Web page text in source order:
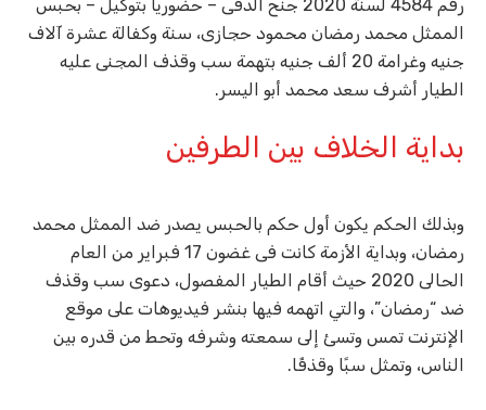
رقم 4584 لسنة 2020 جنح الدقى – حضوريا بتوكيل – بحبس
الممثل محمد رمضان محمود حجازى، سنة وكفالة عشرة آلاف
جنيه وغرامة 20 ألف جنيه بتهمة سب وقذف المجنى عليه
الطيار أشرف سعد محمد أبو اليسر.
بداية الخلاف بين الطرفين
وبذلك الحكم يكون أول حكم بالحبس يصدر ضد الممثل محمد
رمضان، وبداية الأزمة كانت فى غضون 17 فبراير من العام
الحالى 2020 حيث أقام الطيار المفصول، دعوى سب وقذف
ضد “رمضان”، والتي اتهمه فيها بنشر فيديوهات على موقع
الإنترنت تمس وتسئ إلى سمعته وشرفه وتحط من قدره بين
الناس، وتمثل سبًا وقذفًا.